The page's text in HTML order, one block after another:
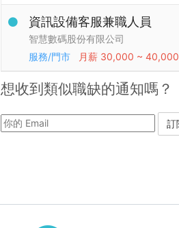
資訊設備客服兼職人員
智慧數碼股份有限公司
服務/門市
月薪 30,000 ~ 40,000
想收到類似職缺的通知嗎？